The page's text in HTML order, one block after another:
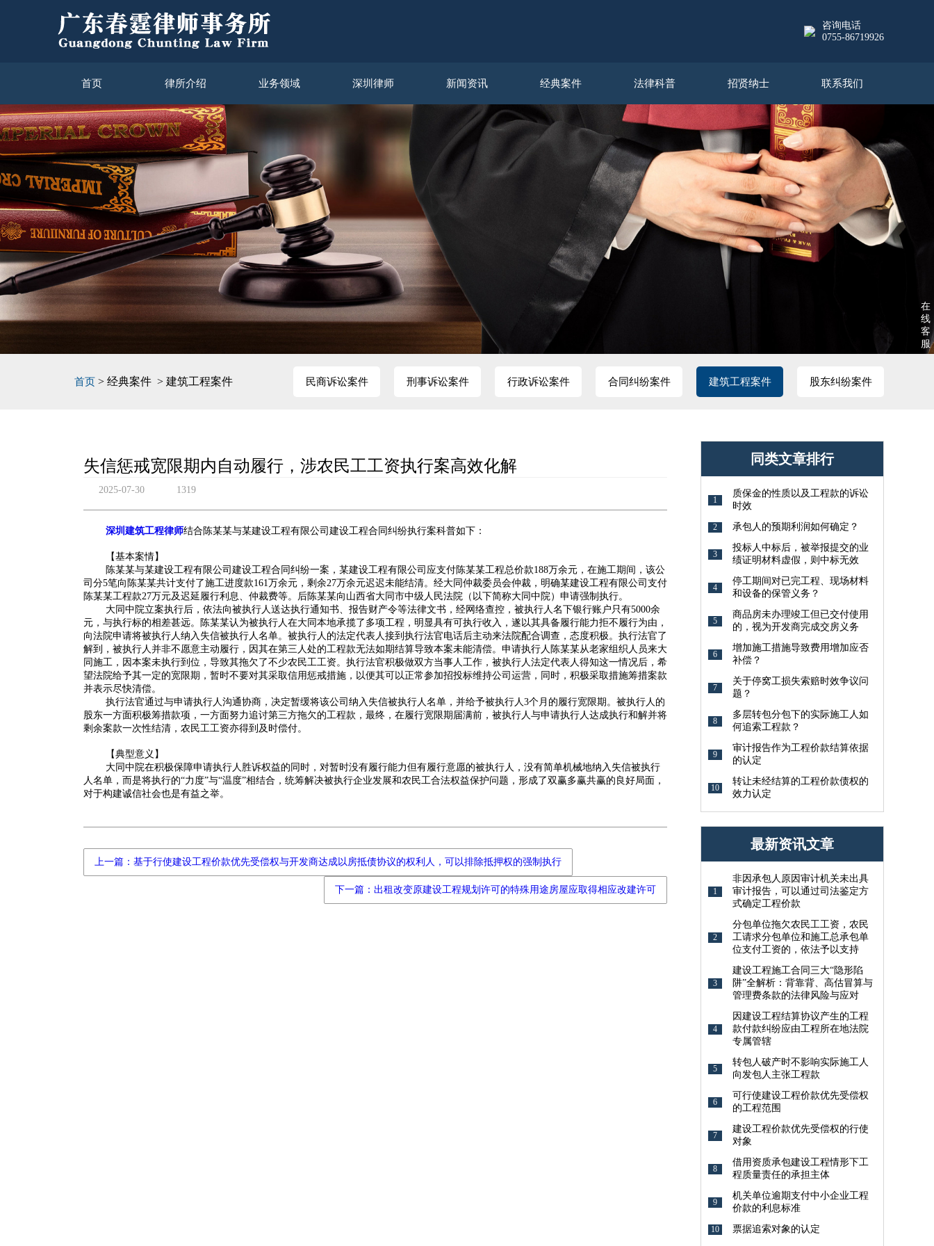
咨询电话
0755-86719926
首页 律所介绍 业务领域 深圳律师 新闻资讯 经典案件 法律科普 招贤纳士 联系我们
首页 > 经典案件 > 建筑工程案件 民商诉讼案件 刑事诉讼案件 行政诉讼案件 合同纠纷案件 建筑工程案件 股东纠纷案件
失信惩戒宽限期内自动履行，涉农民工工资执行案高效化解
2025-07-30 1319
深圳建筑工程律师结合陈某某与某建设工程有限公司建设工程合同纠纷执行案科普如下：
【基本案情】
陈某某与某建设工程有限公司建设工程合同纠纷一案，某建设工程有限公司应支付陈某某工程总价款188万余元，在施工期间，该公
司分5笔向陈某某共计支付了施工进度款161万余元，剩余27万余元迟迟未能结清。经大同仲裁委员会仲裁，明确某建设工程有限公司支付
陈某某工程款27万元及迟延履行利息、仲裁费等。后陈某某向山西省大同市中级人民法院（以下简称大同中院）申请强制执行。
大同中院立案执行后，依法向被执行人送达执行通知书、报告财产令等法律文书，经网络查控，被执行人名下银行账户只有5000余
元，与执行标的相差甚远。陈某某认为被执行人在大同本地承揽了多项工程，明显具有可执行收入，遂以其具备履行能力拒不履行为由，
向法院申请将被执行人纳入失信被执行人名单。被执行人的法定代表人接到执行法官电话后主动来法院配合调查，态度积极。执行法官了
解到，被执行人并非不愿意主动履行，因其在第三人处的工程款无法如期结算导致本案未能清偿。申请执行人陈某某从老家组织人员来大
同施工，因本案未执行到位，导致其拖欠了不少农民工工资。执行法官积极做双方当事人工作，被执行人法定代表人得知这一情况后，希
望法院给予其一定的宽限期，暂时不要对其采取信用惩戒措施，以便其可以正常参加招投标维持公司运营，同时，积极采取措施筹措案款
并表示尽快清偿。
执行法官通过与申请执行人沟通协商，决定暂缓将该公司纳入失信被执行人名单，并给予被执行人3个月的履行宽限期。被执行人的
股东一方面积极筹措款项，一方面努力追讨第三方拖欠的工程款，最终，在履行宽限期届满前，被执行人与申请执行人达成执行和解并将
剩余案款一次性结清，农民工工资亦得到及时偿付。
【典型意义】
大同中院在积极保障申请执行人胜诉权益的同时，对暂时没有履行能力但有履行意愿的被执行人，没有简单机械地纳入失信被执行
人名单，而是将执行的“力度”与“温度”相结合，统筹解决被执行企业发展和农民工合法权益保护问题，形成了双赢多赢共赢的良好局面，
对于构建诚信社会也是有益之举。
上一篇：基于行使建设工程价款优先受偿权与开发商达成以房抵债协议的权利人，可以排除抵押权的强制执行
下一篇：出租改变原建设工程规划许可的特殊用途房屋应取得相应改建许可
同类文章排行
1
质保金的性质以及工程款的诉讼
时效
2 承包人的预期利润如何确定？
3
投标人中标后，被举报提交的业
绩证明材料虚假，则中标无效
4
停工期间对已完工程、现场材料
和设备的保管义务？
5
商品房未办理竣工但已交付使用
的，视为开发商完成交房义务
6
增加施工措施导致费用增加应否
补偿？
7
关于停窝工损失索赔时效争议问
题？
8
多层转包分包下的实际施工人如
何追索工程款？
9
审计报告作为工程价款结算依据
的认定
10
转让未经结算的工程价款债权的
效力认定
最新资讯文章
1
非因承包人原因审计机关未出具
审计报告，可以通过司法鉴定方
式确定工程价款
2
分包单位拖欠农民工工资，农民
工请求分包单位和施工总承包单
位支付工资的，依法予以支持
3
建设工程施工合同三大“隐形陷
阱”全解析：背靠背、高估冒算与
管理费条款的法律风险与应对
4
因建设工程结算协议产生的工程
款付款纠纷应由工程所在地法院
专属管辖
5
转包人破产时不影响实际施工人
向发包人主张工程款
6
可行使建设工程价款优先受偿权
的工程范围
7
建设工程价款优先受偿权的行使
对象
8
借用资质承包建设工程情形下工
程质量责任的承担主体
9
机关单位逾期支付中小企业工程
价款的利息标准
10 票据追索对象的认定
在
线
客
服